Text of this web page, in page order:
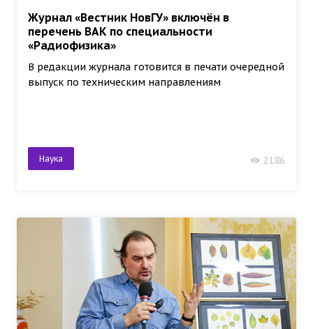
Журнал «Вестник НовГУ» включён в
перечень ВАК по специальности
«Радиофизика»
В редакции журнала готовится в печати очередной
выпуск по техническим направлениям
Наука 2186